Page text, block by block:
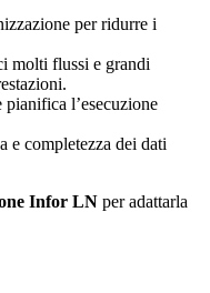
per ridurre i
molti flussi e grandi
l’esecuzione
e completezza dei dati
Infor LN per adattarla